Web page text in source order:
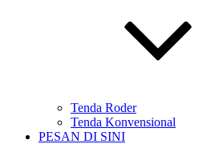
Tenda Roder
Tenda Konvensional
PESAN DI SINI